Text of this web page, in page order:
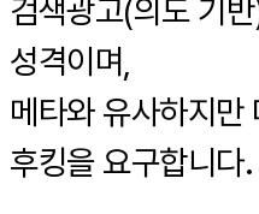
검색광고(의도 기
성격이며,
메타와 유사하지만
후킹을 요구합니다.